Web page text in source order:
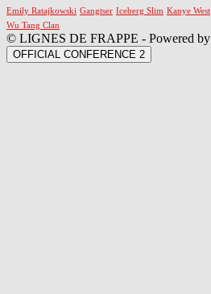
Emily Ratajkowski Gangtser Iceberg Slim Kanye West
Wu Tang Clan
© LIGNES DE FRAPPE - Powered by
OFFICIAL CONFERENCE 2